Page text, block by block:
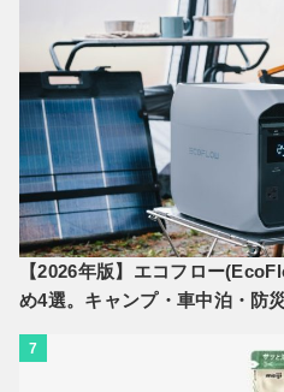
【2026年版】エコフロー
め4選。キャンプ・車中泊・防
7